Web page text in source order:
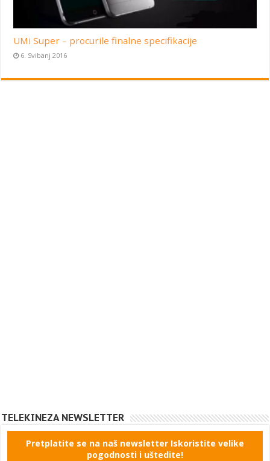
UMi Super – procurile finalne specifikacije
6. Svibanj 2016
TELEKINEZA NEWSLETTER
Pretplatite se na naš newsletter Iskoristite velike
pogodnosti i uštedite!